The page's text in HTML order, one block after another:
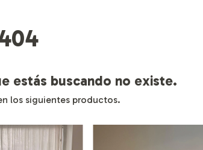
estás buscando no existe.
los siguientes productos.